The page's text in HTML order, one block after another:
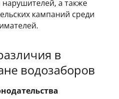
а также
кампаний среди
в
водозаборов